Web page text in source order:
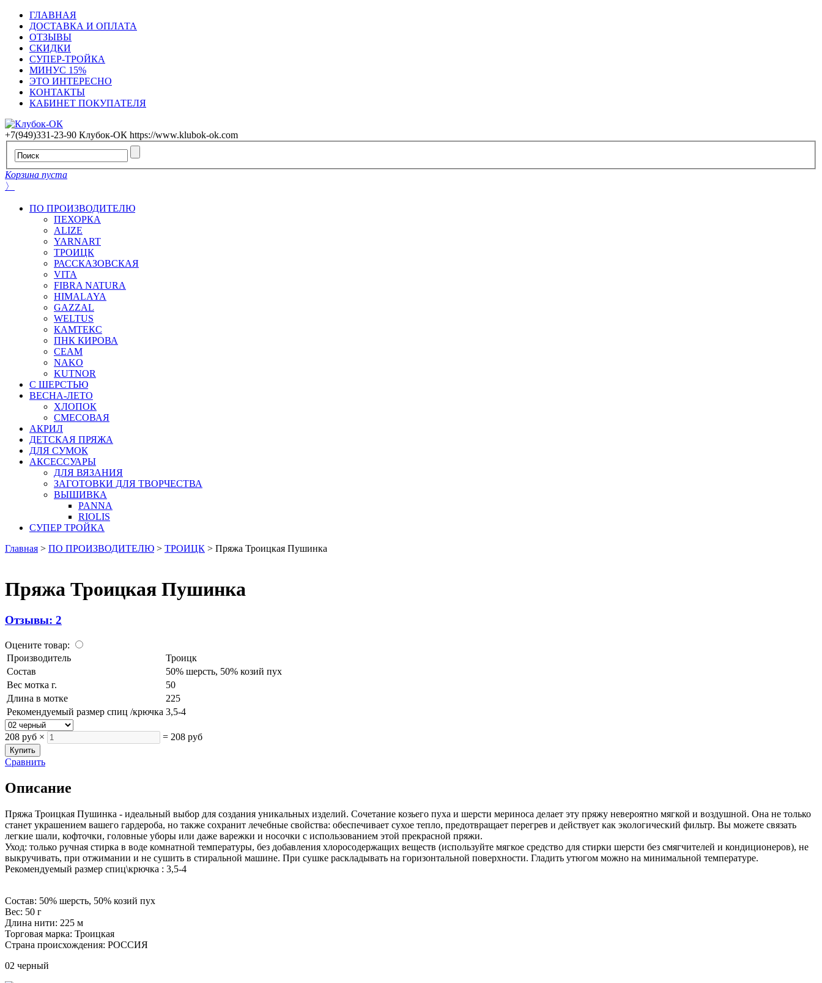
ГЛАВНАЯ
ДОСТАВКА И ОПЛАТА
ОТЗЫВЫ
СКИДКИ
СУПЕР-ТРОЙКА
МИНУС 15%
ЭТО ИНТЕРЕСНО
КОНТАКТЫ
КАБИНЕТ ПОКУПАТЕЛЯ
+7(949)331-23-90 Клубок-ОК https://www.klubok-ok.com
Корзина пуста
〉
ПО ПРОИЗВОДИТЕЛЮ
ПЕХОРКА
ALIZE
YARNART
ТРОИЦК
РАССКАЗОВСКАЯ
VITA
FIBRA NATURA
HIMALAYA
GAZZAL
WELTUS
КАМТЕКС
ПНК КИРОВА
СЕАМ
NAKO
KUTNOR
С ШЕРСТЬЮ
ВЕСНА-ЛЕТО
ХЛОПОК
СМЕСОВАЯ
АКРИЛ
ДЕТСКАЯ ПРЯЖА
ДЛЯ СУМОК
АКСЕССУАРЫ
ДЛЯ ВЯЗАНИЯ
ЗАГОТОВКИ ДЛЯ ТВОРЧЕСТВА
ВЫШИВКА
PANNA
RIOLIS
СУПЕР ТРОЙКА
Главная > ПО ПРОИЗВОДИТЕЛЮ > ТРОИЦК > Пряжа Троицкая Пушинка
Пряжа Троицкая Пушинка
Отзывы: 2
Оцените товар:
Производитель
Троицк
Состав
50% шерсть, 50% козий пух
Вес мотка г.
50
Длина в мотке
225
Рекомендуемый размер спиц /крючка 3,5-4
208 руб × = 208 руб
Сравнить
Описание
Пряжа Троицкая Пушинка - идеальный выбор для создания уникальных изделий. Сочетание козьего пуха и шерсти мериноса делает эту пряжу невероятно мягкой и воздушной. Она не только
станет украшением вашего гардероба, но также сохранит лечебные свойства: обеспечивает сухое тепло, предотвращает перегрев и действует как экологический фильтр. Вы можете связать
легкие шали, кофточки, головные уборы или даже варежки и носочки с использованием этой прекрасной пряжи.
Уход: только ручная стирка в воде комнатной температуры, без добавления хлоросодержащих веществ (используйте мягкое средство для стирки шерсти без смягчителей и кондиционеров), не
выкручивать, при отжимании и не сушить в стиральной машине. При сушке раскладывать на горизонтальной поверхности. Гладить утюгом можно на минимальной температуре.
Рекомендуемый размер спиц\крючка : 3,5-4
Состав: 50% шерсть, 50% козий пух
Вес: 50 г
Длина нити: 225 м
Торговая марка: Троицкая
Страна происхождения: РОССИЯ
02 черный